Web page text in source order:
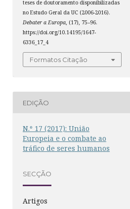
teses de doutoramento disponibilizadas
no Estudo Geral da UC (2006-2016).
Debater a Europa, (17), 75–96.
https://doi.org/10.14195/1647-
6336_17_4
Formatos Citação
EDIÇÃO
N.º 17 (2017): União
Europeia e o combate ao
tráfico de seres humanos
SECÇÃO
Artigos